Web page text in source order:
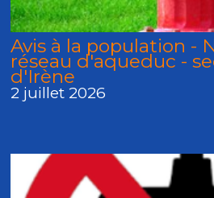
Avis à la population -
réseau d'aqueduc -
d'Irène
2 juillet 2026